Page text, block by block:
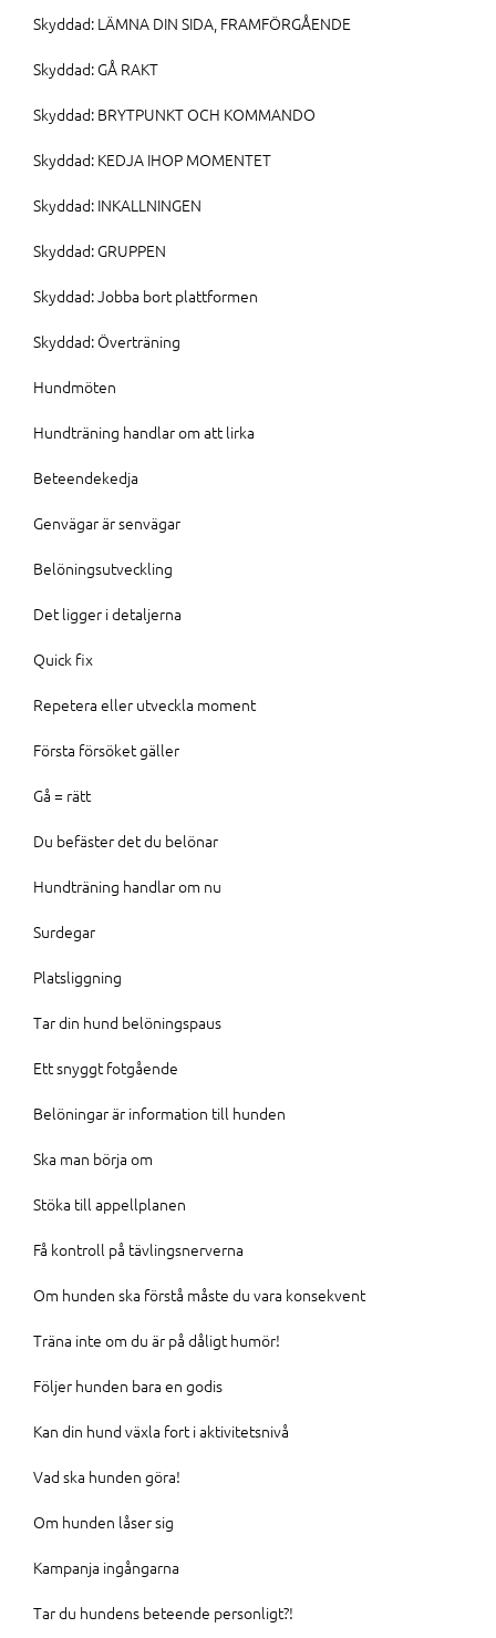
Skyddad: LÄMNA DIN SIDA, FRAMFÖRGÅENDE
Skyddad: GÅ RAKT
Skyddad: BRYTPUNKT OCH KOMMANDO
Skyddad: KEDJA IHOP MOMENTET
Skyddad: INKALLNINGEN
Skyddad: GRUPPEN
Skyddad: Jobba bort plattformen
Skyddad: Överträning
Hundmöten
Hundträning handlar om att lirka
Beteendekedja
Genvägar är senvägar
Belöningsutveckling
Det ligger i detaljerna
Quick fix
Repetera eller utveckla moment
Första försöket gäller
Gå = rätt
Du befäster det du belönar
Hundträning handlar om nu
Surdegar
Platsliggning
Tar din hund belöningspaus
Ett snyggt fotgående
Belöningar är information till hunden
Ska man börja om
Stöka till appellplanen
Få kontroll på tävlingsnerverna
Om hunden ska förstå måste du vara konsekvent
Träna inte om du är på dåligt humör!
Följer hunden bara en godis
Kan din hund växla fort i aktivitetsnivå
Vad ska hunden göra!
Om hunden låser sig
Kampanja ingångarna
Tar du hundens beteende personligt?!